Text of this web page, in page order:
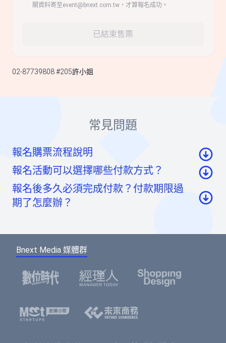
關資料寄至event@bnext.com.tw，才算報名成功。
已結束售票
02-87739808 #205許小姐
常見問題
報名購票流程說明
至活動頁面點選「我要報名」按鈕後，至票券資
訊頁點選「請先登入」按鈕。
入。（若您尚未成為BNEXTMEDIA會員，請點選
下方的註冊按鈕，即可註冊會員帳號。）
選擇您欲報名的票種及張數後，點選「確認」按
鈕。
名表單中，加速您的報名流程。
報名活動可以選擇哪些付款方式？
信用卡：頁面將轉至綠界科技頁面線上刷卡
款成功。
報名後多久必須完成付款？付款期限過
期了怎麼辦？
費用，系統無法為您保留席次，要參加活動請重新
Bnext Media 媒體群